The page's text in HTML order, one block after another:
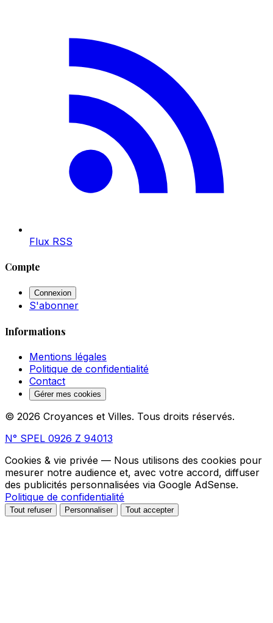
Flux RSS
Compte
Connexion
S'abonner
Informations
Mentions légales
Politique de confidentialité
Contact
Gérer mes cookies
© 2026 Croyances et Villes. Tous droits réservés.
N° SPEL 0926 Z 94013
Cookies & vie privée — Nous utilisons des cookies pour
mesurer notre audience et, avec votre accord, diffuser
des publicités personnalisées via Google AdSense.
Politique de confidentialité
Tout refuser Personnaliser Tout accepter